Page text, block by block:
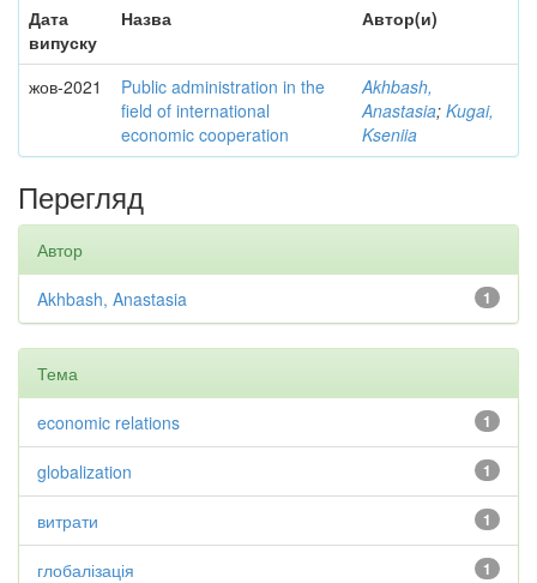
Дата
випуску
Назва Автор(и)
жов-2021
Public administration in the
field of international
economic cooperation
Akhbash,
Anastasia; Kugai,
Kseniia
Перегляд
Автор
1
Akhbash, Anastasia
Тема
1
economic relations
1
globalization
1
витрати
1
глобалізація